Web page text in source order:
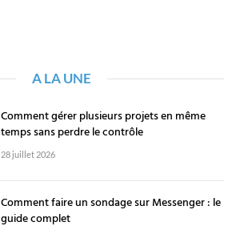
A LA UNE
Comment gérer plusieurs projets en même
temps sans perdre le contrôle
28 juillet 2026
Comment faire un sondage sur Messenger : le
guide complet